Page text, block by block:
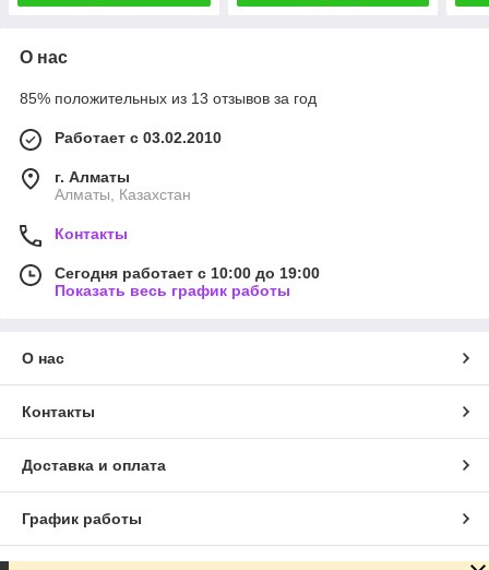
О нас
85% положительных из 13 отзывов за год
Работает с 03.02.2010
г. Алматы
Алматы, Казахстан
Контакты
Сегодня работает с 10:00 до 19:00
Показать весь график работы
О нас
Контакты
Доставка и оплата
График работы